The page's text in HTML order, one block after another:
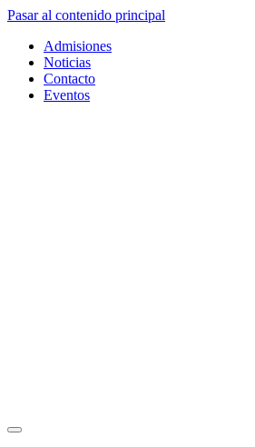
Pasar al contenido principal
Admisiones
Noticias
Contacto
Eventos